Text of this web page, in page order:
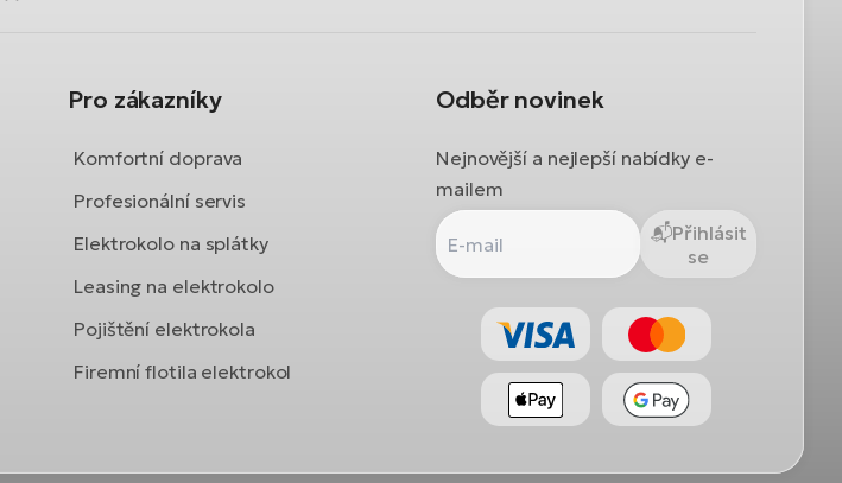
Pro zákazníky
Komfortní doprava
Profesionální servis
Elektrokolo na splátky
Leasing na elektrokolo
Pojištění elektrokola
Firemní flotila elektrokol
Odběr novinek
Nejnovější a nejlepší nabídky e-
mailem
Přihlásit
se